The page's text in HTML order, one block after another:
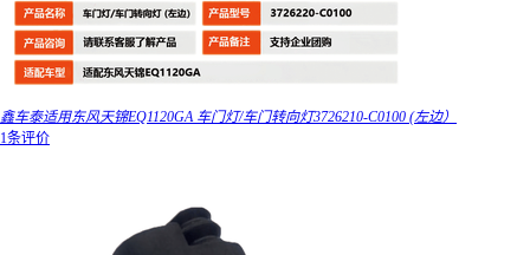
鑫车泰适用东风天锦EQ1120GA 车门灯/车门转向灯3726210-C0100 (左边）
1条评价